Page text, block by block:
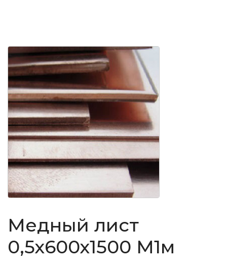
Медный лист
0,5х600х1500 М1м